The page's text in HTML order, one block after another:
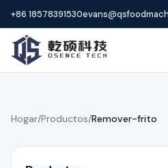
+86 18578391530
Hogar/Productos/Remover-frito